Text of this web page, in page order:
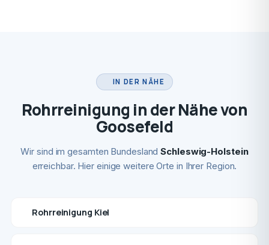
IN DER NÄHE
Rohrreinigung in der Nähe von
Goosefeld
Wir sind im gesamten BundeslandSchleswig-Holstein
erreichbar. Hier einige weitere Orte in Ihrer Region.
Rohrreinigung Kiel